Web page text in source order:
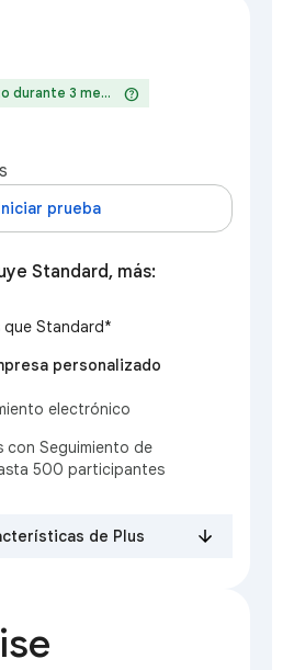
durante 3 meseshelp
prueba
Standard, más:
que Standard*
personalizado
electrónico
con Seguimiento de
500 participantes
de Plus